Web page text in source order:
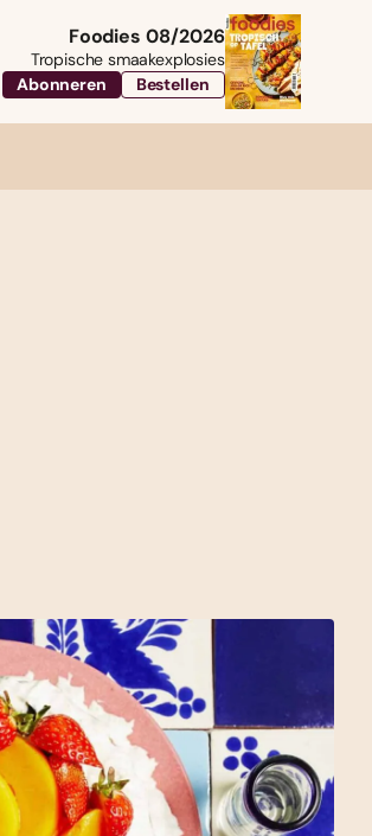
Foodies 08/2026
Tropische smaakexplosies
Abonneren
Bestellen